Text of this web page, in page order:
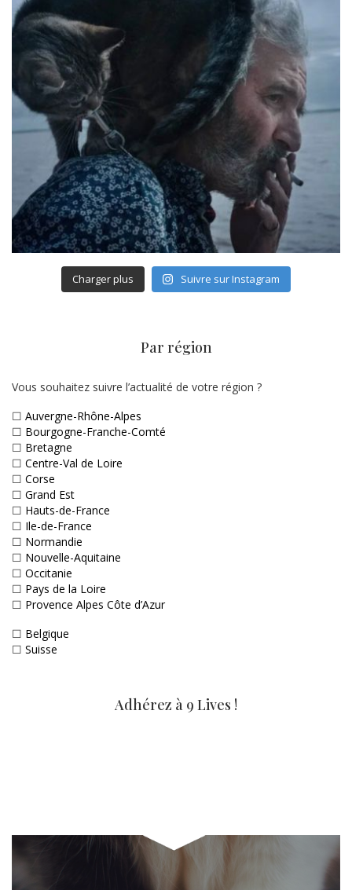
Charger plus Suivre sur Instagram
Par région
Vous souhaitez suivre l’actualité de votre région ?
☐ Auvergne-Rhône-Alpes
☐ Bourgogne-Franche-Comté
☐ Bretagne
☐ Centre-Val de Loire
☐ Corse
☐ Grand Est
☐ Hauts-de-France
☐ Ile-de-France
☐ Normandie
☐ Nouvelle-Aquitaine
☐ Occitanie
☐ Pays de la Loire
☐ Provence Alpes Côte d’Azur
☐ Belgique
☐ Suisse
Adhérez à 9 Lives !